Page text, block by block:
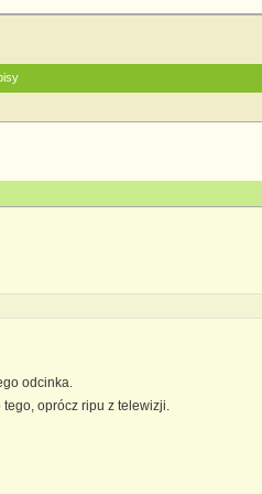
odcinka.
tego, oprócz ripu z telewizji.